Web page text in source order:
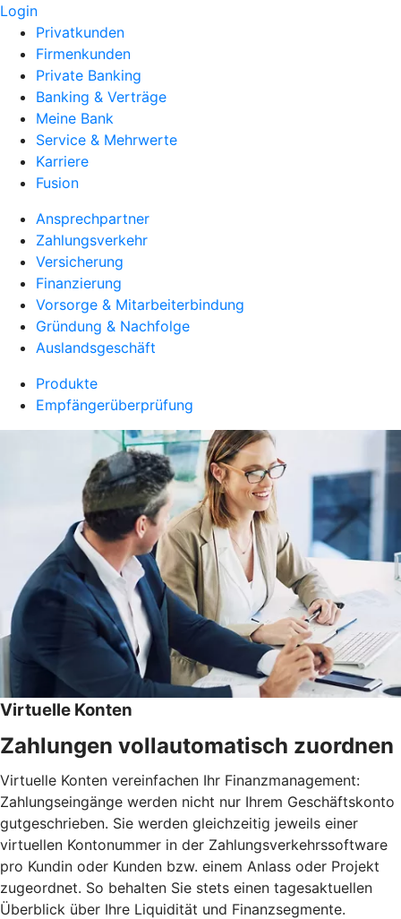
Login
Privatkunden
Firmenkunden
Private Banking
Banking & Verträge
Meine Bank
Service & Mehrwerte
Karriere
Fusion
Ansprechpartner
Zahlungsverkehr
Versicherung
Finanzierung
Vorsorge & Mitarbeiterbindung
Gründung & Nachfolge
Auslandsgeschäft
Produkte
Empfängerüberprüfung
Virtuelle Konten
Zahlungen vollautomatisch zuordnen
Virtuelle Konten vereinfachen Ihr Finanzmanagement:
Zahlungseingänge werden nicht nur Ihrem Geschäftskonto
gutgeschrieben. Sie werden gleichzeitig jeweils einer
virtuellen Kontonummer in der Zahlungsverkehrssoftware
pro Kundin oder Kunden bzw. einem Anlass oder Projekt
zugeordnet. So behalten Sie stets einen tagesaktuellen
Überblick über Ihre Liquidität und Finanzsegmente.